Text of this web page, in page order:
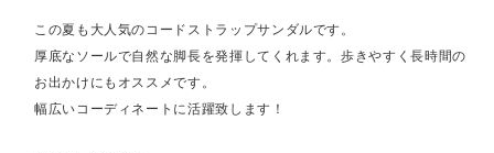
この夏も大人気のコードストラップサンダルです。
厚底なソールで自然な脚長を発揮してくれます。歩きやすく長時間の
お出かけにもオススメです。
幅広いコーディネートに活躍致します！